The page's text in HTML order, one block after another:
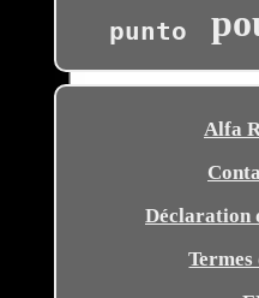
punto
Alfa
Déclaration